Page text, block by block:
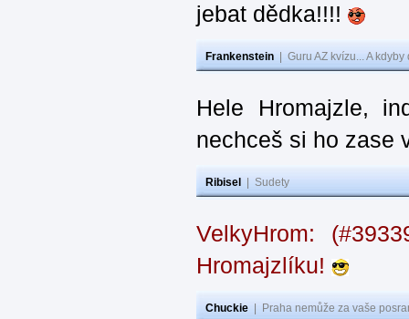
jebat dědka!!!!
Frankenstein Guru AZ kvízu... A
Hele Hromajzle,
nechceš si ho zase
Ribisel Sudety
VelkyHrom:
Hromajzlíku!
Chuckie Praha nemůže za vaše